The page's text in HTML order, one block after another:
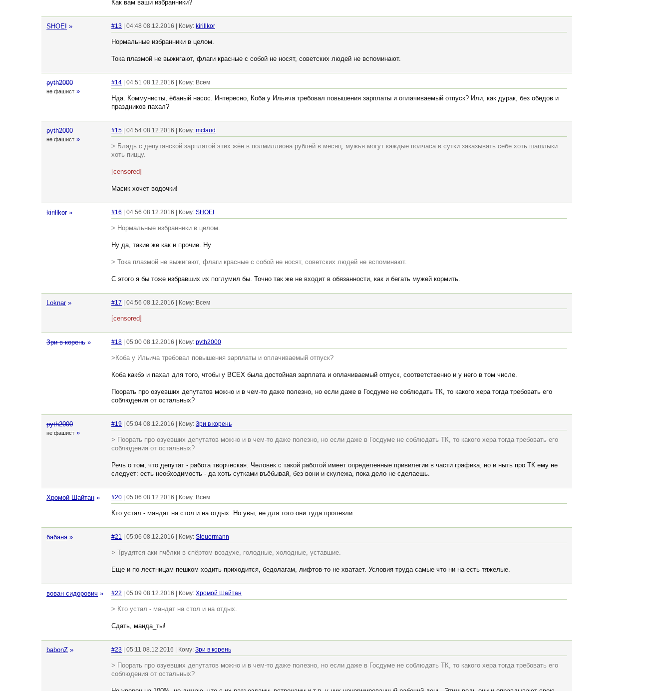
Как вам ваши избранники?
SHOEI » #13 | 04:48 08.12.2016 | Кому: kirillkor
Нормальные избранники в целом.
Тока плазмой не выжигают, флаги красные с собой не носят, советских людей не вспоминают.
pyth2000
не фашист »
#14 | 04:51 08.12.2016 | Кому: Всем
Нда. Коммунисты, ёбаный насос. Интересно, Коба у Ильича требовал повышения зарплаты и оплачиваемый отпуск? Или, как дурак, без обедов и
праздников пахал?
pyth2000
не фашист »
#15 | 04:54 08.12.2016 | Кому: mclaud
> Блядь с депутанской зарплатой этих жён в полмиллиона рублей в месяц, мужья могут каждые полчаса в сутки заказывать себе хоть шашлыки
хоть пиццу.
[censored]
Масик хочет водочки!
kirillkor » #16 | 04:56 08.12.2016 | Кому: SHOEI
> Нормальные избранники в целом.
Ну да, такие же как и прочие. Ну
> Тока плазмой не выжигают, флаги красные с собой не носят, советских людей не вспоминают.
С этого я бы тоже избравших их поглумил бы. Точно так же не входит в обязанности, как и бегать мужей кормить.
Loknar » #17 | 04:56 08.12.2016 | Кому: Всем
[censored]
Зри в корень » #18 | 05:00 08.12.2016 | Кому: pyth2000
>Коба у Ильича требовал повышения зарплаты и оплачиваемый отпуск?
Коба какбэ и пахал для того, чтобы у ВСЕХ была достойная зарплата и оплачиваемый отпуск, соответственно и у него в том числе.
Поорать про озуевших депутатов можно и в чем-то даже полезно, но если даже в Госдуме не соблюдать ТК, то какого хера тогда требовать его
соблюдения от остальных?
pyth2000
не фашист »
#19 | 05:04 08.12.2016 | Кому: Зри в корень
> Поорать про озуевших депутатов можно и в чем-то даже полезно, но если даже в Госдуме не соблюдать ТК, то какого хера тогда требовать его
соблюдения от остальных?
Речь о том, что депутат - работа творческая. Человек с такой работой имеет определенные привилегии в части графика, но и ныть про ТК ему не
следует: есть необходимость - да хоть сутками въёбывай, без вони и скулежа, пока дело не сделаешь.
Хромой Шайтан » #20 | 05:06 08.12.2016 | Кому: Всем
Кто устал - мандат на стол и на отдых. Но увы, не для того они туда пролезли.
бабаня » #21 | 05:06 08.12.2016 | Кому: Steuermann
> Трудятся аки пчёлки в спёртом воздухе, голодные, холодные, уставшие.
Еще и по лестницам пешком ходить приходится, бедолагам, лифтов-то не хватает. Условия труда самые что ни на есть тяжелые.
вован сидорович » #22 | 05:09 08.12.2016 | Кому: Хромой Шайтан
> Кто устал - мандат на стол и на отдых.
Сдать, манда_ты!
babonZ » #23 | 05:11 08.12.2016 | Кому: Зри в корень
> Поорать про озуевших депутатов можно и в чем-то даже полезно, но если даже в Госдуме не соблюдать ТК, то какого хера тогда требовать его
соблюдения от остальных?